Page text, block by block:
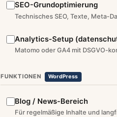
SEO-Grundoptimierung
Technisches SEO, Texte, Meta-
Analytics-Setup
Matomo oder GA4 mit DSGVO-
FUNKTIONEN WordPress
Blog / News-Bereich
Für regelmäßige Inhalte und